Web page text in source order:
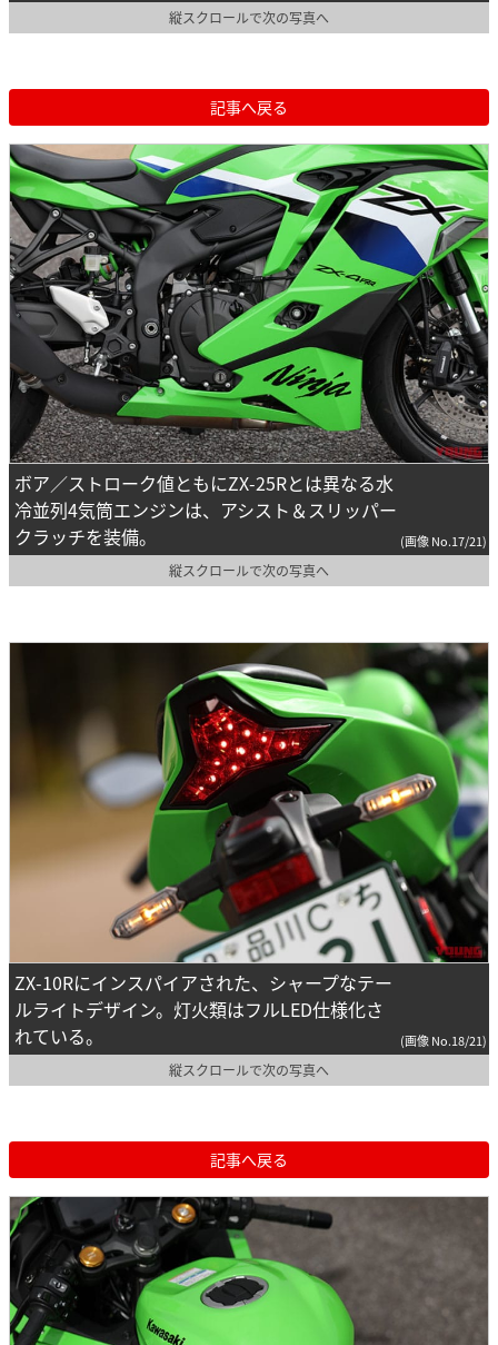
縦スクロールで次の写真へ
記事へ戻る
ボア／ストローク値ともにZX-25Rとは異なる水
冷並列4気筒エンジンは、アシスト＆スリッパー
クラッチを装備。
(画像 No.17/21)
縦スクロールで次の写真へ
ZX-10Rにインスパイアされた、シャープなテー
ルライトデザイン。灯火類はフルLED仕様化さ
れている。
(画像 No.18/21)
縦スクロールで次の写真へ
記事へ戻る